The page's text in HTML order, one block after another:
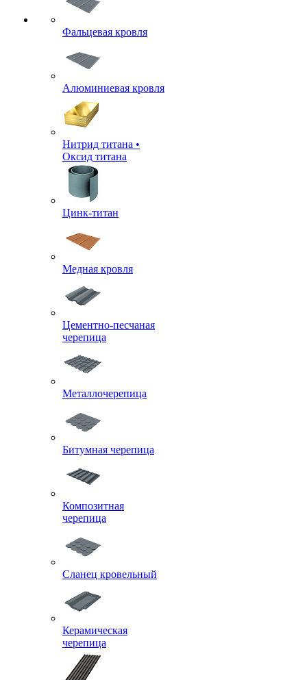
Фальцевая кровля
Алюминиевая кровля
Нитрид титана •
Оксид титана
Цинк-титан
Медная кровля
Цементно-песчаная
черепица
Металлочерепица
Битумная черепица
Композитная
черепица
Сланец кровельный
Керамическая
черепица